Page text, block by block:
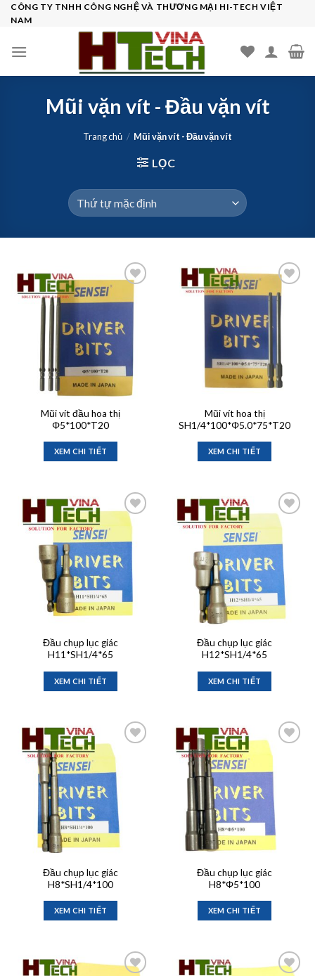
SkipCÔNG TY TNHH CÔNG NGHỆ VÀ THƯƠNG MẠI HI-TECH VIỆT
NAM
Mũi vặn vít - Đầu vặn vít
Trang chủ / Mũi vặn vít - Đầu vặn vít
LỌC
wishlist
Mũi vít đầu hoa thị
Φ5*100*T20
XEM CHI TIẾT
Add to
wishlist
Mũi vít hoa thị
SH1/4*100*Φ5.0*75*T20
XEM CHI TIẾT
Add to
Đầu chụp lục giác
H11*SH1/4*65
XEM CHI TIẾT
Add to
Đầu chụp lục giác
H12*SH1/4*65
XEM CHI TIẾT
wishlist
Đầu chụp lục giác
H8*SH1/4*100
XEM CHI TIẾT
Add to
Đầu chụp lục giác
H8*Φ5*100
XEM CHI TIẾT